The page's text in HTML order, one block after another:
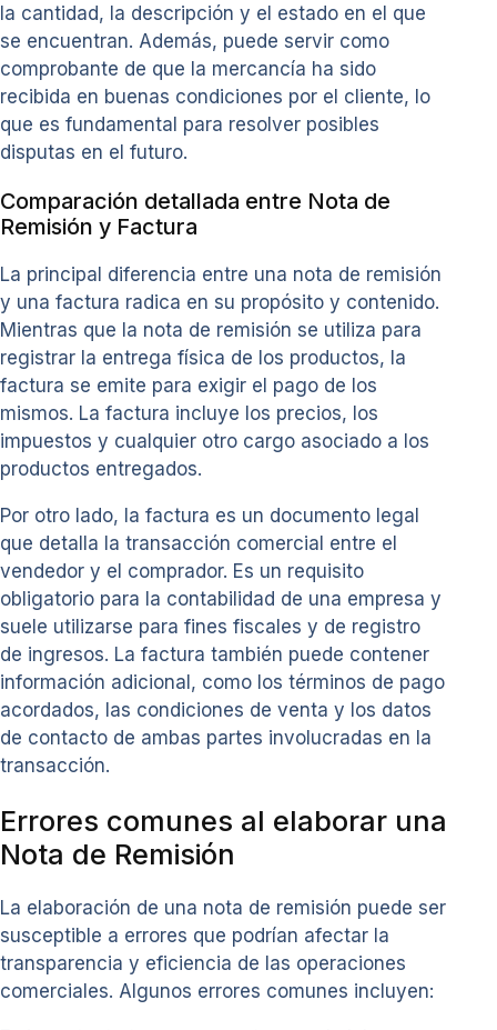
la cantidad, la descripción y el estado en el que
se encuentran. Además, puede servir como
comprobante de que la mercancía ha sido
recibida en buenas condiciones por el cliente, lo
que es fundamental para resolver posibles
disputas en el futuro.
Comparación detallada entre Nota de
Remisión y Factura
La principal diferencia entre una nota de remisión
y una factura radica en su propósito y contenido.
Mientras que la nota de remisión se utiliza para
registrar la entrega física de los productos, la
factura se emite para exigir el pago de los
mismos. La factura incluye los precios, los
impuestos y cualquier otro cargo asociado a los
productos entregados.
Por otro lado, la factura es un documento legal
que detalla la transacción comercial entre el
vendedor y el comprador. Es un requisito
obligatorio para la contabilidad de una empresa y
suele utilizarse para fines fiscales y de registro
de ingresos. La factura también puede contener
información adicional, como los términos de pago
acordados, las condiciones de venta y los datos
de contacto de ambas partes involucradas en la
transacción.
Errores comunes al elaborar una
Nota de Remisión
La elaboración de una nota de remisión puede ser
susceptible a errores que podrían afectar la
transparencia y eficiencia de las operaciones
comerciales. Algunos errores comunes incluyen: